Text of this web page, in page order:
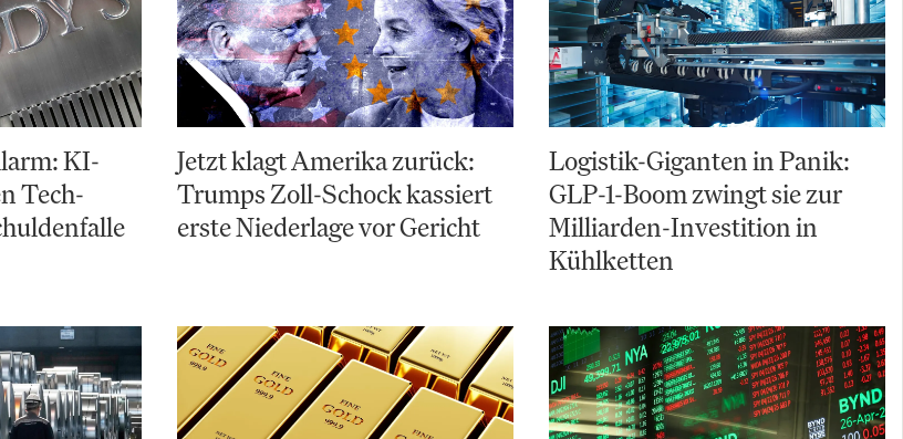
KI-
Tech-
Jetzt klagt Amerika zurück:
Trumps Zoll-Schock kassiert
erste Niederlage vor Gericht
Logistik-Giganten in Panik:
GLP-1-Boom zwingt sie zur
Milliarden-Investition in
Kühlketten